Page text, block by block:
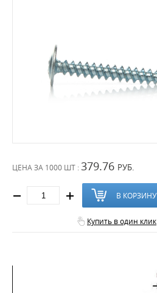
ЦЕНА ЗА 1000 ШТ : 379.76 РУБ.
В КОРЗИНУ
Купить в один клик